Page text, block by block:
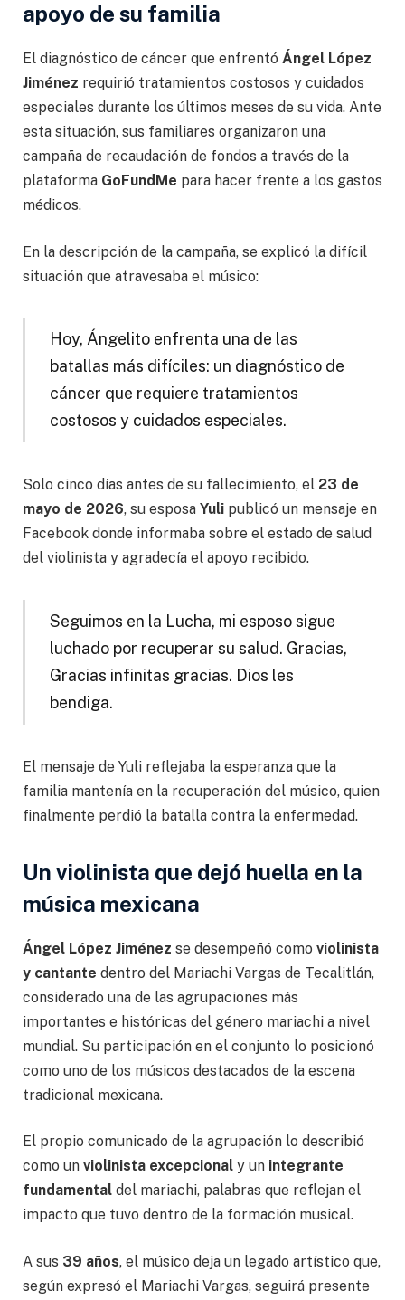
apoyo de su familia
El diagnóstico de cáncer que enfrentó Ángel López
Jiménez requirió tratamientos costosos y cuidados
especiales durante los últimos meses de su vida. Ante
esta situación, sus familiares organizaron una
campaña de recaudación de fondos a través de la
plataforma GoFundMe para hacer frente a los gastos
médicos.
En la descripción de la campaña, se explicó la difícil
situación que atravesaba el músico:
Hoy, Ángelito enfrenta una de las
batallas más difíciles: un diagnóstico de
cáncer que requiere tratamientos
costosos y cuidados especiales.
Solo cinco días antes de su fallecimiento, el 23 de
mayo de 2026, su esposa Yuli publicó un mensaje en
Facebook donde informaba sobre el estado de salud
del violinista y agradecía el apoyo recibido.
Seguimos en la Lucha, mi esposo sigue
luchado por recuperar su salud. Gracias,
Gracias infinitas gracias. Dios les
bendiga.
El mensaje de Yuli reflejaba la esperanza que la
familia mantenía en la recuperación del músico, quien
finalmente perdió la batalla contra la enfermedad.
Un violinista que dejó huella en la
música mexicana
Ángel López Jiménez se desempeñó como violinista
y cantante dentro del Mariachi Vargas de Tecalitlán,
considerado una de las agrupaciones más
importantes e históricas del género mariachi a nivel
mundial. Su participación en el conjunto lo posicionó
como uno de los músicos destacados de la escena
tradicional mexicana.
El propio comunicado de la agrupación lo describió
como un violinista excepcional y un integrante
fundamental del mariachi, palabras que reflejan el
impacto que tuvo dentro de la formación musical.
A sus 39 años, el músico deja un legado artístico que,
según expresó el Mariachi Vargas, seguirá presente